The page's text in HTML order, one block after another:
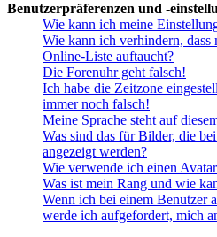
Benutzerpräferenzen und -
Wie kann ich meine
Wie kann ich verhindern, dass
Online-Liste auftaucht?
Die Forenuhr geht falsch!
Ich habe die Zeitzone
immer noch falsch!
Meine Sprache steht auf
Was sind das für Bilder, die
angezeigt werden?
Wie verwende ich einen
Was ist mein Rang und wie
Wenn ich bei einem
werde ich aufgefordert, mich